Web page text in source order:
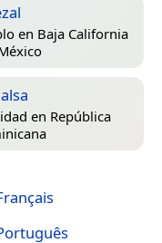
en Baja California
en República